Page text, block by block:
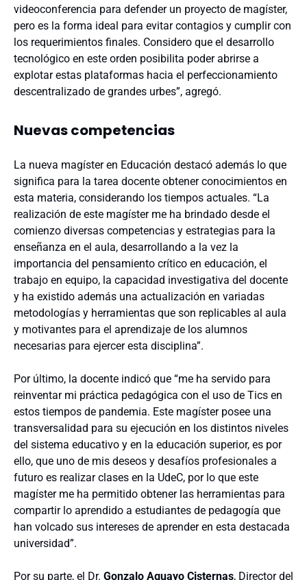
videoconferencia para defender un proyecto de magíster,
pero es la forma ideal para evitar contagios y cumplir con
los requerimientos finales. Considero que el desarrollo
tecnológico en este orden posibilita poder abrirse a
explotar estas plataformas hacia el perfeccionamiento
descentralizado de grandes urbes”, agregó.
Nuevas competencias
La nueva magíster en Educación destacó además lo que
significa para la tarea docente obtener conocimientos en
esta materia, considerando los tiempos actuales. “La
realización de este magíster me ha brindado desde el
comienzo diversas competencias y estrategias para la
enseñanza en el aula, desarrollando a la vez la
importancia del pensamiento crítico en educación, el
trabajo en equipo, la capacidad investigativa del docente
y ha existido además una actualización en variadas
metodologías y herramientas que son replicables al aula
y motivantes para el aprendizaje de los alumnos
necesarias para ejercer esta disciplina”.
Por último, la docente indicó que “me ha servido para
reinventar mi práctica pedagógica con el uso de Tics en
estos tiempos de pandemia. Este magíster posee una
transversalidad para su ejecución en los distintos niveles
del sistema educativo y en la educación superior, es por
ello, que uno de mis deseos y desafíos profesionales a
futuro es realizar clases en la UdeC, por lo que este
magíster me ha permitido obtener las herramientas para
compartir lo aprendido a estudiantes de pedagogía que
han volcado sus intereses de aprender en esta destacada
universidad”.
Por su parte, el Dr. Gonzalo Aguayo Cisternas, Director del